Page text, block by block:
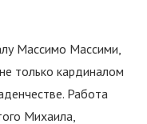
Массимо Массими,
только кардиналом
Работа
Михаила,